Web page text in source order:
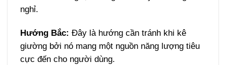
nghỉ.
Hướng Bắc: Đây là hướng cần tránh khi kê
giường bởi nó mang một nguồn năng lượng tiêu
cực đến cho người dùng.